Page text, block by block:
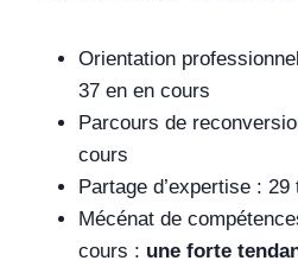
Orientation
37 en en cours
Parcours de
cours
Partage d’expertise :
Mécénat de
cours : une forte